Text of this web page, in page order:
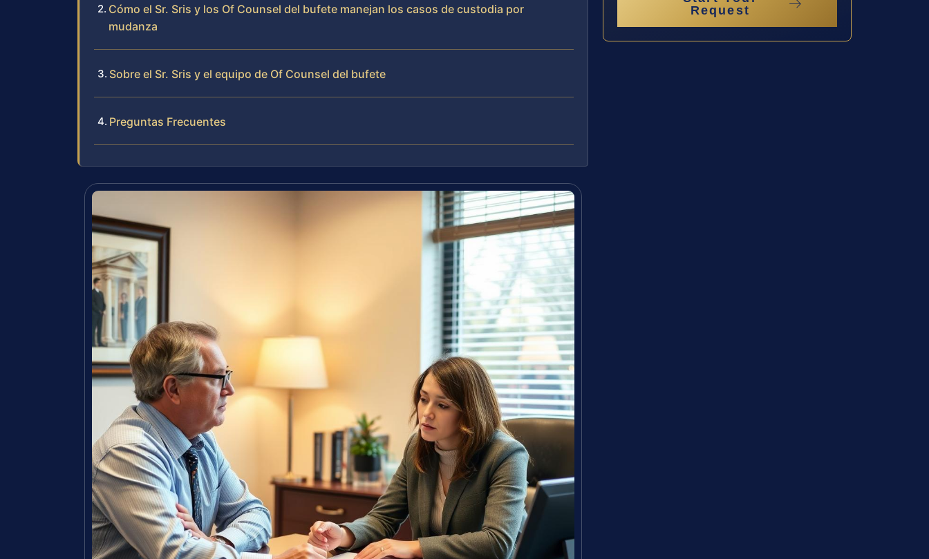
Cómo el Sr. Sris y los Of Counsel del bufete manejan los casos de custodia por
mudanza
Sobre el Sr. Sris y el equipo de Of Counsel del bufete
Preguntas Frecuentes
Request